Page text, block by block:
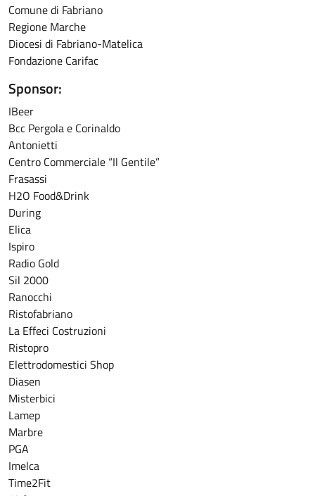
Comune di Fabriano
Regione Marche
Diocesi di Fabriano-Matelica
Fondazione Carifac
Sponsor:
IBeer
Bcc Pergola e Corinaldo
Antonietti
Centro Commerciale “Il Gentile”
Frasassi
H2O Food&Drink
During
Elica
Ispiro
Radio Gold
Sil 2000
Ranocchi
Ristofabriano
La Effeci Costruzioni
Ristopro
Elettrodomestici Shop
Diasen
Misterbici
Lamep
Marbre
PGA
Imelca
Time2Fit